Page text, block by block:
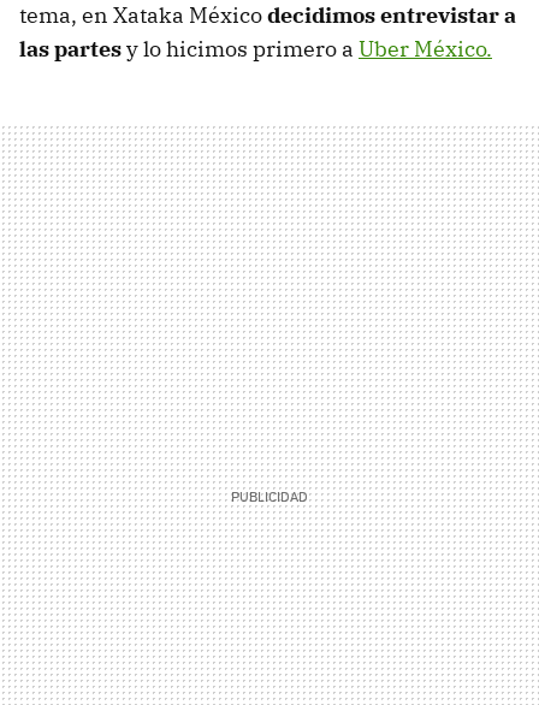
tema, en Xataka Méxicodecidimos entrevistar a
las partesy lo hicimos primero a Uber México.